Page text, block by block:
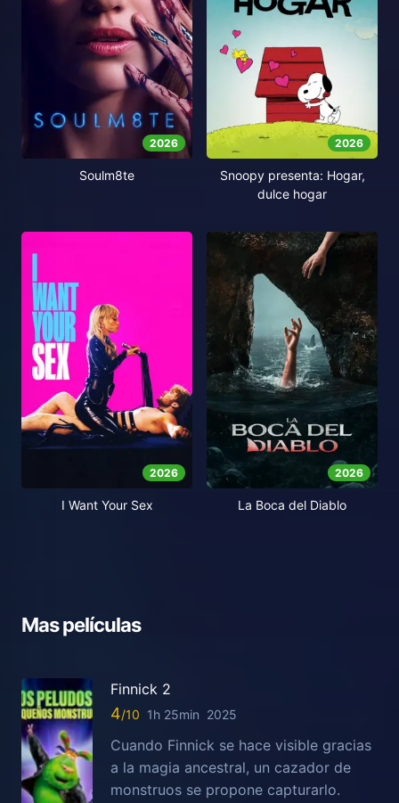
2026
Soulm8te
2026
Snoopy presenta: Hogar,
dulce hogar
2026
I Want Your Sex
2026
La Boca del Diablo
Mas películas
Finnick 2
4 1h 25min 2025
Cuando Finnick se hace visible gracias
a la magia ancestral, un cazador de
monstruos se propone capturarlo.